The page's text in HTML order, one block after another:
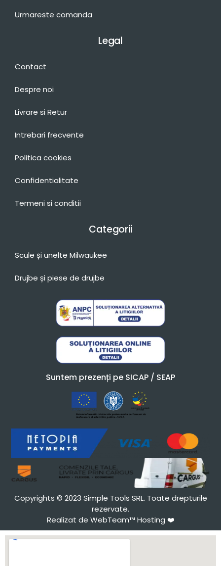
Urmareste comanda
Legal
Contact
Despre noi
Livrare si Retur
Intrebari frecvente
Politica cookies
Confidentialitate
Termeni si conditii
Categorii
Scule și unelte Milwaukee
Drujbe și piese de drujbe
Suntem prezenți pe SICAP / SEAP
Copyrights © 2023 Simple Tools SRL. Toate drepturile
rezervate.
Realizat de WebTeam™ Hosting ❤️